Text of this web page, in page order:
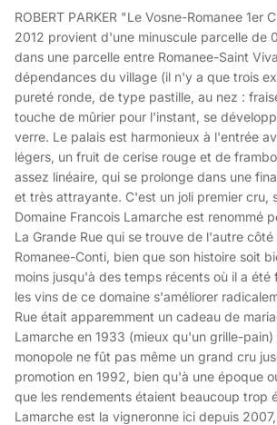
ROBERT PARKER "Le Vosne-Romanee 1er
2012 provient d'une minuscule parcelle de
dans une parcelle entre Romanee-Saint
dépendances du village (il n'y a que trois
pureté ronde, de type pastille, au nez :
touche de mûrier pour l'instant, se
verre. Le palais est harmonieux à l'entrée
légers, un fruit de cerise rouge et de
assez linéaire, qui se prolonge dans une
et très attrayante. C'est un joli premier cru,
Domaine Francois Lamarche est renommé
La Grande Rue qui se trouve de l'autre
Romanee-Conti, bien que son histoire soit
moins jusqu'à des temps récents où il a
les vins de ce domaine s'améliorer
Rue était apparemment un cadeau de
Lamarche en 1933 (mieux qu'un grille-
monopole ne fût pas même un grand cru
promotion en 1992, bien qu'à une époque
que les rendements étaient beaucoup trop
Lamarche est la vigneronne ici depuis